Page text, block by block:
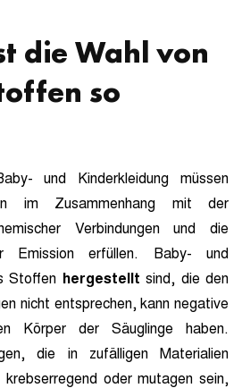
die Wahl von
so
und Kinderkleidung müssen
im Zusammenhang mit der
Verbindungen und die
Emission erfüllen. Baby- und
Stoffen
hergestelltsind, die den
nicht entsprechen, kann negative
Körper der Säuglinge haben.
die in zufälligen Materialien
krebserregend oder mutagen sein,